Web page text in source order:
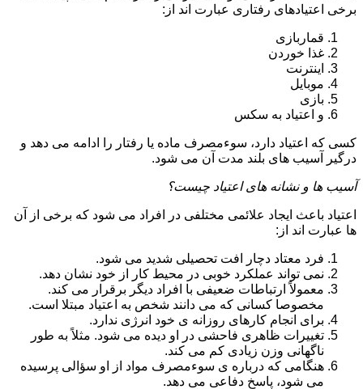
برخی اعتیادهای رفتاری عبارت اند از:
قماربازی
غذا خوردن
اینترنت
موبایل
بازی
و اعتیاد به سکس
کسی که اعتیاد دارد، سوءمصرف ماده یا رفتار را ادامه می دهد و
درگیر آسیب های بلند مدت آن می شود.
آسیب ها و نشانه های اعتیاد چیست؟
اعتیاد باعث ایجاد علائمی مختلفی در افراد می شود که برخی از آن
ها عبارت اند از:
فرد معتاد دچار افت تحصیلی شدید می شود.
نمی تواند عملکرد خوبی در محیط کار از خود نشان دهد.
معمولاً ارتباطات ضعیفی با افراد دیگر برقرار می کند.
مخصوصا کسانی که می دانند شخص به اعتیاد مبتلا است.
برای انجام کارهای روزانه ی خود انرژی ندارد.
تغییرات ظاهری فاحشی در او دیده می شود. مثلاً به طور
ناگهانی وزن زیادی کم می کند.
هنگامی که درباره ی سوءمصرف مواد از او سؤالی پرسیده
می شود، پاسخ دفاعی می دهد.